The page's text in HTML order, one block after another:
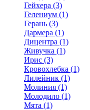
Гейхера (3)
Гелениум (1)
Герань (3)
Дармера (1)
Дицентра (1)
Живучка (1)
Ирис (3)
Кровохлебка (1)
Лилейник (1)
Молиния (1)
Молодило (1)
Мята (1)